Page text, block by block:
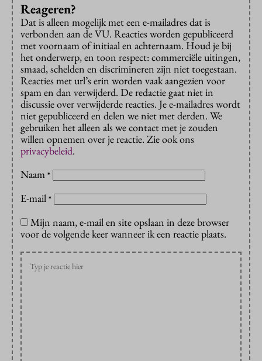
Reageren?
Dat is alleen mogelijk met een e-mailadres dat is
verbonden aan de VU. Reacties worden gepubliceerd
met voornaam of initiaal en achternaam. Houd je bij
het onderwerp, en toon respect: commerciële uitingen,
smaad, schelden en discrimineren zijn niet toegestaan.
Reacties met url’s erin worden vaak aangezien voor
spam en dan verwijderd. De redactie gaat niet in
discussie over verwijderde reacties. Je e-mailadres wordt
niet gepubliceerd en delen we niet met derden. We
gebruiken het alleen als we contact met je zouden
willen opnemen over je reactie. Zie ook ons
privacybeleid.
Naam *
E-mail *
Mijn naam, e-mail en site opslaan in deze browser
voor de volgende keer wanneer ik een reactie plaats.